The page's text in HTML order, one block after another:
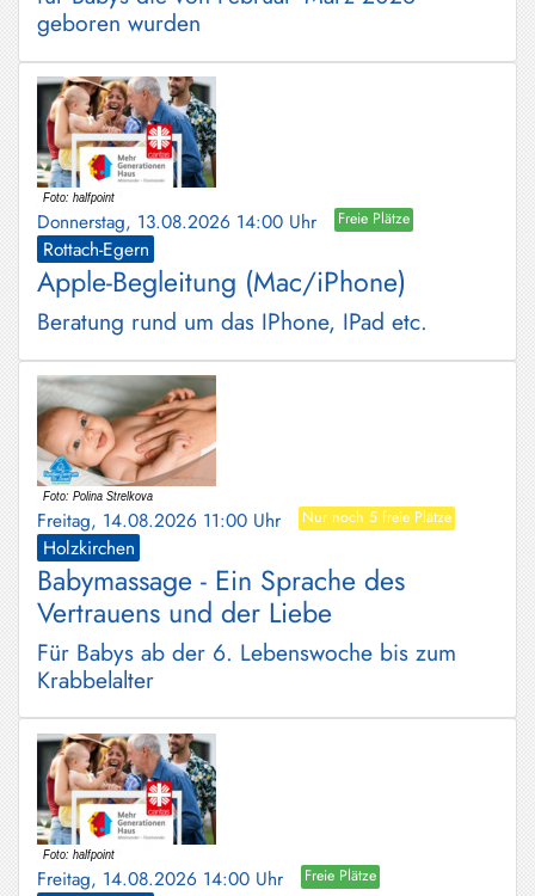
geboren wurden
Donnerstag, 13.08.2026 14:00 Uhr Freie Plätze
Rottach-Egern
Apple-Begleitung (Mac/iPhone)
Beratung rund um das IPhone, IPad etc.
Freitag, 14.08.2026 11:00 Uhr Nur noch 5 freie Plätze
Holzkirchen
Babymassage - Ein Sprache des
Vertrauens und der Liebe
Für Babys ab der 6. Lebenswoche bis zum
Krabbelalter
Freitag, 14.08.2026 14:00 Uhr Freie Plätze